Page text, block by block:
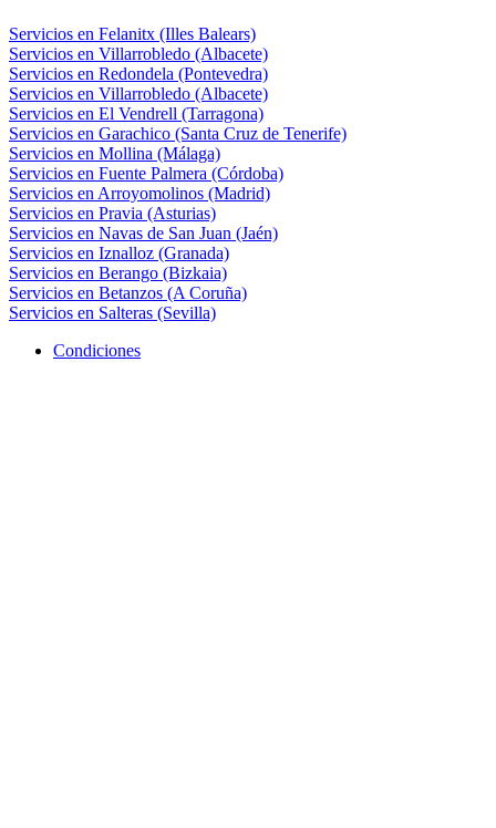
Servicios en Felanitx (Illes Balears)
Servicios en Villarrobledo (Albacete)
Servicios en Redondela (Pontevedra)
Servicios en Villarrobledo (Albacete)
Servicios en El Vendrell (Tarragona)
Servicios en Garachico (Santa Cruz de Tenerife)
Servicios en Mollina (Málaga)
Servicios en Fuente Palmera (Córdoba)
Servicios en Arroyomolinos (Madrid)
Servicios en Pravia (Asturias)
Servicios en Navas de San Juan (Jaén)
Servicios en Iznalloz (Granada)
Servicios en Berango (Bizkaia)
Servicios en Betanzos (A Coruña)
Servicios en Salteras (Sevilla)
Condiciones